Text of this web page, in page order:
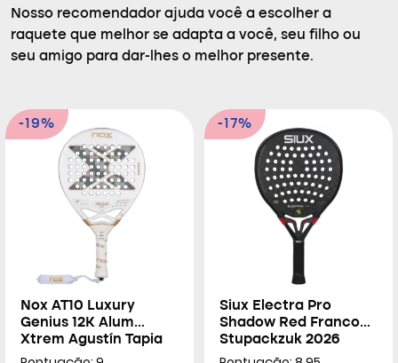
Nosso recomendador ajuda você a escolher a
raquete que melhor se adapta a você, seu filho ou
seu amigo para dar-lhes o melhor presente.
-19%
Nox AT10 Luxury
Genius 12K Alum
Xtrem Agustín Tapia
2026
-17%
Siux Electra Pro
Shadow Red Franco
Stupackzuk 2026